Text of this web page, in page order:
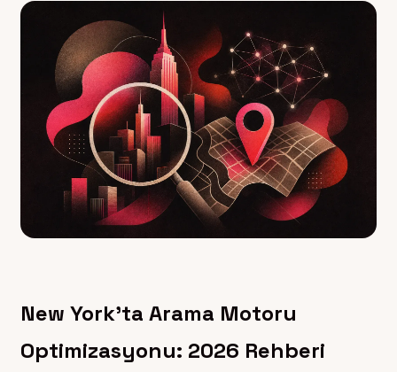
New York’ta Arama Motoru
Optimizasyonu: 2026 Rehberi